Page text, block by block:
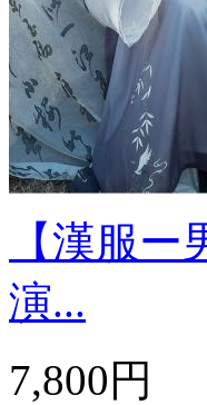
【漢服
演...
7,800円